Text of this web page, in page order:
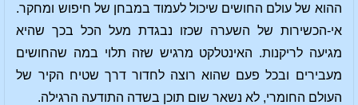
ההוא של עולם החושים שיכול לעמוד במבחן של חיפוש ומחקר.
אי-הכשירות של השערה שכזו נבגדת מעל הכל בכך שהיא
מגיעה לריקנות. האינטלקט מרגיש שזה תלוי במה שהחושים
מעבירים ובכל פעם שהוא רוצה לחדור דרך שטיח הקיר של
העולם החומרי, לא נשאר שום תוכן בשדה התודעה הרגילה.